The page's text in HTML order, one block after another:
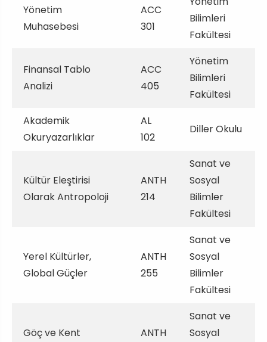
Yönetim
Muhasebesi
ACC
301
Bilimleri
Fakültesi
Finansal Tablo
Analizi
ACC
405
Yönetim
Bilimleri
Fakültesi
Akademik
Okuryazarlıklar
AL
102
Diller Okulu
Kültür Eleştirisi
Olarak Antropoloji
ANTH
214
Sanat ve
Sosyal
Bilimler
Fakültesi
Yerel Kültürler,
Global Güçler
ANTH
255
Sanat ve
Sosyal
Bilimler
Fakültesi
Göç ve Kent
ANTH
Sanat ve
Sosyal